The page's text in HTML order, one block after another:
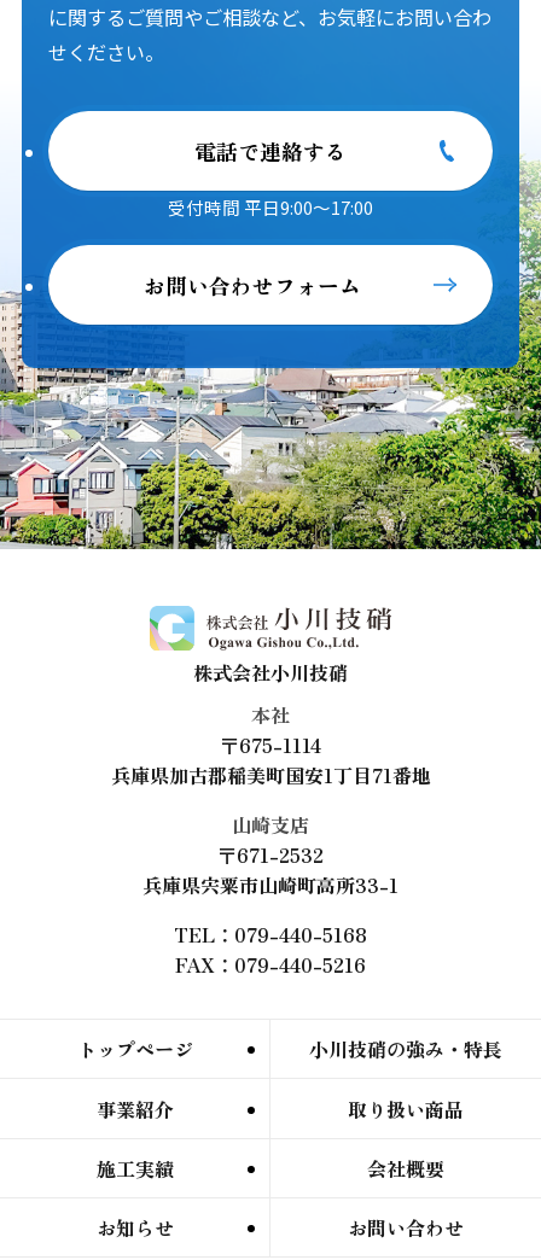
に関するご質問やご相談など、お気軽にお問い合わ
せください。
電話で連絡する
受付時間 平日9:00～17:00
お問い合わせフォーム
株式会社小川技硝
本社
〒675-1114
兵庫県加古郡稲美町国安1丁目71番地
山崎支店
〒671-2532
兵庫県宍粟市山崎町高所33-1
TEL：079-440-5168
FAX：079-440-5216
トップページ 小川技硝の強み・特長
事業紹介 取り扱い商品
施工実績 会社概要
お知らせ お問い合わせ